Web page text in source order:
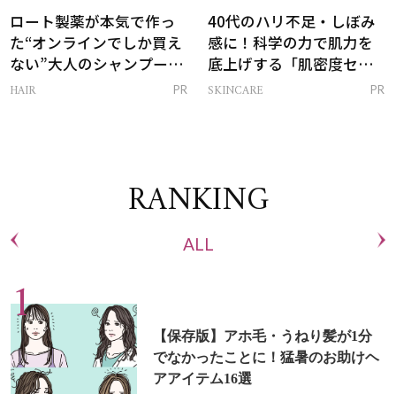
ロート製薬が本気で作っ
た“オンラインでしか買え
ない”大人のシャンプー＆
トリートメントって？
HAIR PR
40代のハリ不足・しぼみ
感に！科学の力で肌力を
底上げする「肌密度セラ
ム」
SKINCARE PR
RANKING
ALL
【保存版】アホ毛・うねり髪が1分
でなかったことに！猛暑のお助けヘ
アアイテム16選